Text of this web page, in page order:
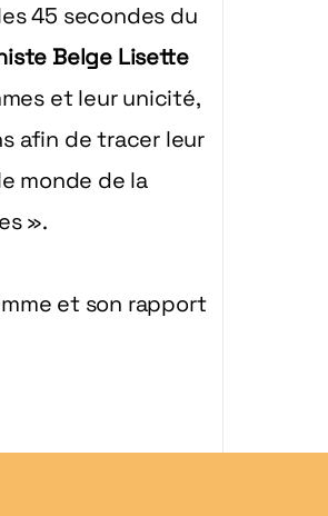
45 secondes du
Belge Lisette
et leur unicité,
afin de tracer leur
monde de la
».
et son rapport